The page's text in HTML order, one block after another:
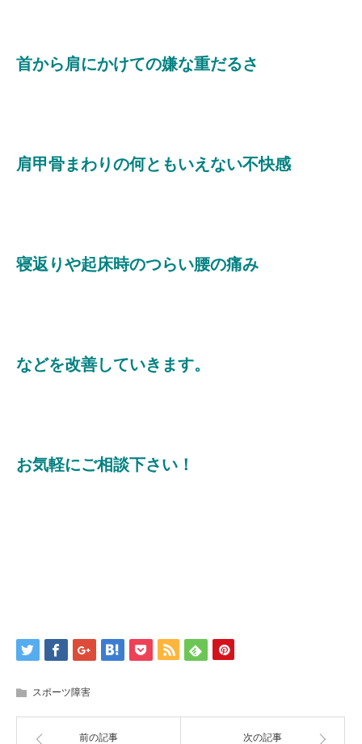
首から肩にかけての嫌な重だるさ
肩甲骨まわりの何ともいえない不快感
寝返りや起床時のつらい腰の痛み
などを改善していきます。
お気軽にご相談下さい！
スポーツ障害
前の記事 次の記事